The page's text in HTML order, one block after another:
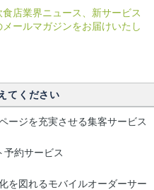
店業界ニュース、新サービス
ールマガジンをお届けいたし
てください
ージを充実させる集客サービス
予約サービス
を図れるモバイルオーダーサー